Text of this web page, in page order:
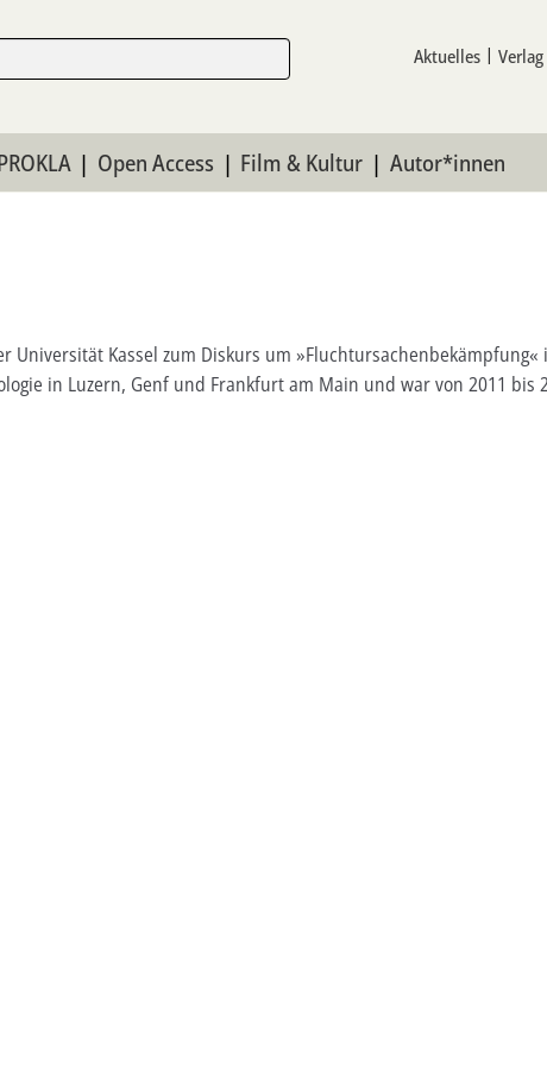
Aktuelles Verlag
Open Access Film & Kultur Autor*innen
Universität Kassel zum Diskurs um
in Luzern, Genf und Frankfurt am Main und war von 2011 bis